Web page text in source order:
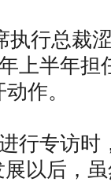
执行总裁
年上半年
作。
行专访时
以后，